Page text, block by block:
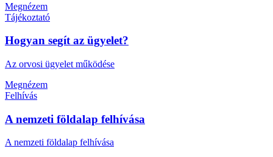
Megnézem
Tájékoztató
Hogyan segít az ügyelet?
Az orvosi ügyelet működése
Megnézem
Felhívás
A nemzeti földalap felhívása
A nemzeti földalap felhívása